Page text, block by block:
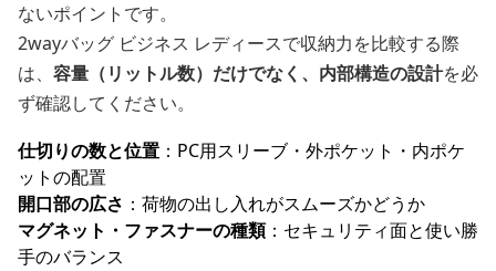
ないポイントです。
2wayバッグ ビジネス レディースで収納力を比較する際
は、 容量（リットル数）だけでなく、内部構造の設計を必
ず確認してください。
仕切りの数と位置 ：PC用スリーブ・外ポケット・内ポケ
ットの配置
開口部の広さ ：荷物の出し入れがスムーズかどうか
マグネット・ファスナーの種類：セキュリティ面と使い勝
手のバランス